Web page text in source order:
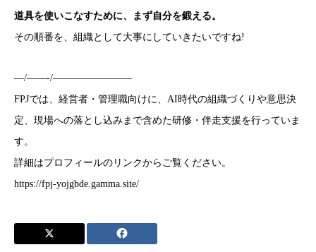
道具を使いこなすために、まず自分を鍛える。
その順番を、組織として大事にしていきたいですね!
—/——-/————————
FPJでは、経営者・管理職向けに、AI時代の組織づくりや意思決
定、現場への落とし込みまで含めた研修・伴走支援を行っていま
す。
詳細はプロフィールのリンクからご覧ください。
https://fpj-yojgbde.gamma.site/